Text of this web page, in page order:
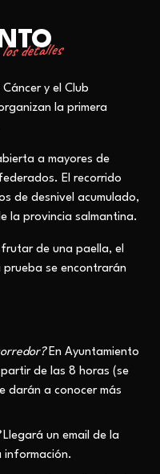
los detalles
Cáncer y el Club
la primera
a mayores de
El recorrido
de desnivel acumulado,
la provincia salmantina.
de una paella, el
se encontrarán
En Ayuntamiento
de las 8 horas (se
darán a conocer más
Llegará un email de la
información.